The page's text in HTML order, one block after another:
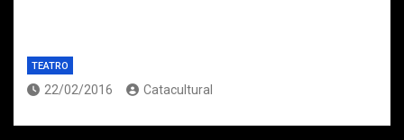
TEATRO
22/02/2016 Catacultural